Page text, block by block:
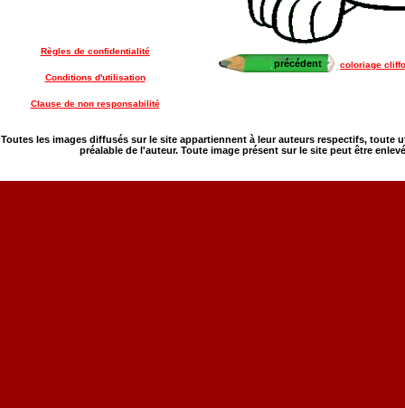
Règles de confidentialité
Conditions d'utilisation
Clause de non responsabilité
précédent coloriage
Toutes les images diffusés sur le site appartiennent à leur auteurs respectifs,
préalable de l'auteur. Toute image présent sur le site peut être